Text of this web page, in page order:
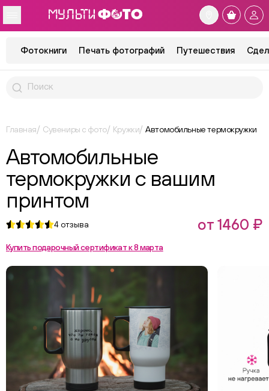
Фотокниги Печать фотографий Путешествия
Главная Сувениры с фото Кружки Автомобильные термокружки
Автомобильные
термокружки с вашим
принтом
4 отзыва от 1460 ₽
Купить подарочный сертификат к 8 марта